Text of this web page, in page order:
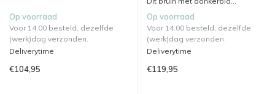
Op voorraad
Voor 14.00 besteld, dezelfde
(werk)dag verzonden.
Deliverytime
€104,95
Op voorraad
Voor 14.00 besteld, dezelfde
(werk)dag verzonden.
Deliverytime
€119,95